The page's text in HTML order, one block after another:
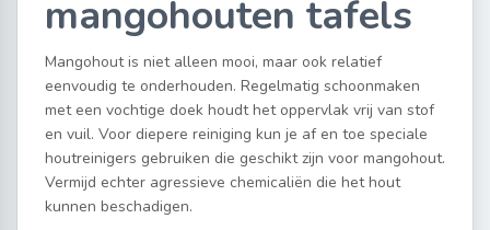
mangohouten tafels
Mangohout is niet alleen mooi, maar ook relatief
eenvoudig te onderhouden. Regelmatig schoonmaken
met een vochtige doek houdt het oppervlak vrij van stof
en vuil. Voor diepere reiniging kun je af en toe speciale
houtreinigers gebruiken die geschikt zijn voor mangohout.
Vermijd echter agressieve chemicaliën die het hout
kunnen beschadigen.